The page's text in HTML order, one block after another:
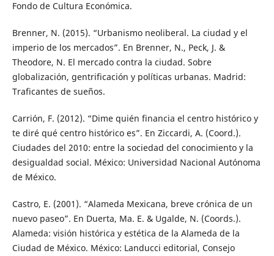
Fondo de Cultura Económica.
Brenner, N. (2015). “Urbanismo neoliberal. La ciudad y el
imperio de los mercados”. En Brenner, N., Peck, J. &
Theodore, N. El mercado contra la ciudad. Sobre
globalización, gentrificación y políticas urbanas. Madrid:
Traficantes de sueños.
Carrión, F. (2012). “Dime quién financia el centro histórico y
te diré qué centro histórico es”. En Ziccardi, A. (Coord.).
Ciudades del 2010: entre la sociedad del conocimiento y la
desigualdad social. México: Universidad Nacional Autónoma
de México.
Castro, E. (2001). “Alameda Mexicana, breve crónica de un
nuevo paseo”. En Duerta, Ma. E. & Ugalde, N. (Coords.).
Alameda: visión histórica y estética de la Alameda de la
Ciudad de México. México: Landucci editorial, Consejo